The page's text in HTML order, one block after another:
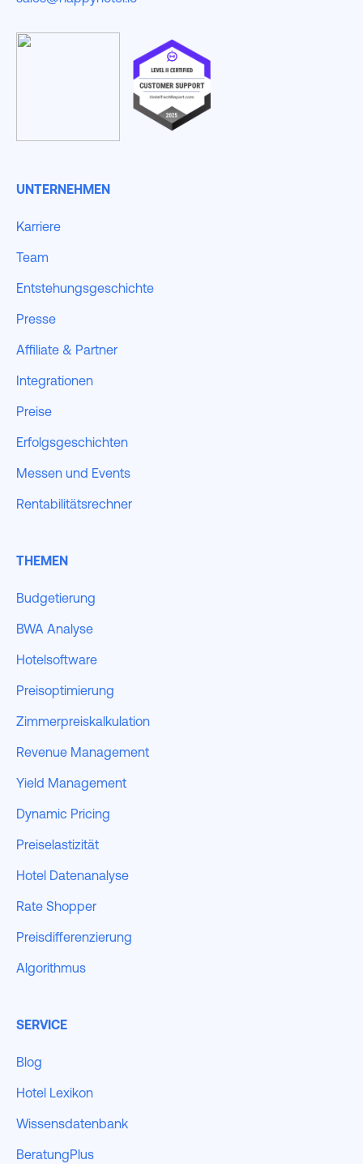
UNTERNEHMEN
Karriere
Team
Entstehungsgeschichte
Presse
Affiliate & Partner
Integrationen
Preise
Erfolgsgeschichten
Messen und Events
Rentabilitätsrechner
THEMEN
Budgetierung
BWA Analyse
Hotelsoftware
Preisoptimierung
Zimmerpreiskalkulation
Revenue Management
Yield Management
Dynamic Pricing
Preiselastizität
Hotel Datenanalyse
Rate Shopper
Preisdifferenzierung
Algorithmus
SERVICE
Blog
Hotel Lexikon
Wissensdatenbank
BeratungPlus